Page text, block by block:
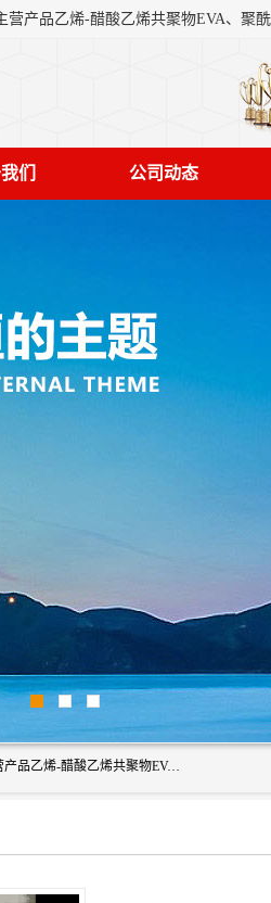
们 公司动态
东莞市恒屹国际贸易有限公司（简称：恒屹国际）是一家石化原料综合营销服务商，主营产品乙烯-醋酸乙烯共聚物EVA、聚酰胺PA（尼龙）、醚酯型热塑弹性体TPEE等，公司秉承以市场为导向的战略思想，致力于大宗石化原料在中国市场的营销服务业务，为客户提供一站式的全面服务。